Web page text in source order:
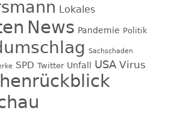
Lokales
News Pandemie Politik
Sachschaden
SPD Twitter Unfall USA Virus